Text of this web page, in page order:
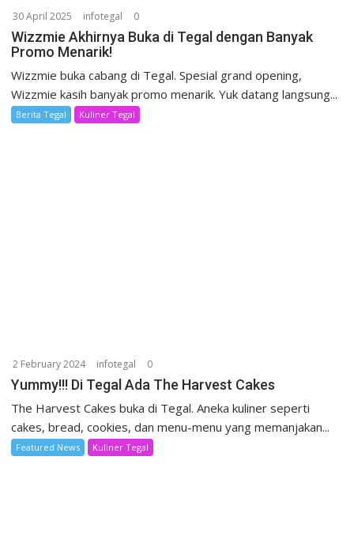
30 April 2025 infotegal 0
Wizzmie Akhirnya Buka di Tegal dengan Banyak
Promo Menarik!
Wizzmie buka cabang di Tegal. Spesial grand opening,
Wizzmie kasih banyak promo menarik. Yuk datang langsung...
Berita Tegal Kuliner Tegal
2 February 2024 infotegal 0
Yummy!!! Di Tegal Ada The Harvest Cakes
The Harvest Cakes buka di Tegal. Aneka kuliner seperti
cakes, bread, cookies, dan menu-menu yang memanjakan...
Featured News Kuliner Tegal